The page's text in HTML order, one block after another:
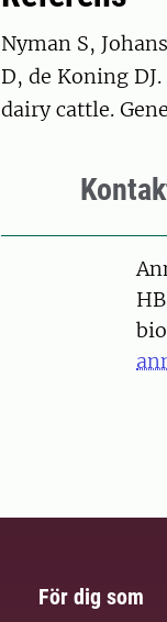
Nyman S,
D, de Koning
dairy cattle.
Person
För dig som